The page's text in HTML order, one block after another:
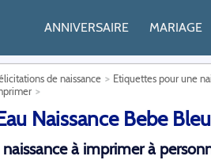
ANNIVERSAIRE MARIAGE
de naissance
Etiquettes pour une
Naissance Bebe
à imprimer à